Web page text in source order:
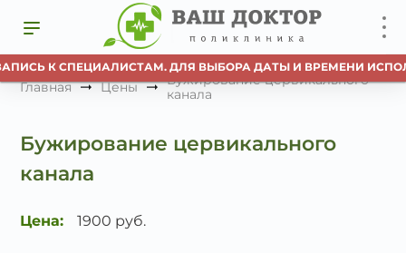
К СПЕЦИАЛИСТАМ. ДЛЯ ВЫБОРА ДАТЫ И ВРЕМЕНИ
Главная Цены
Бужирование цервикального
канала
Бужирование цервикального
канала
Цена: 1900 руб.